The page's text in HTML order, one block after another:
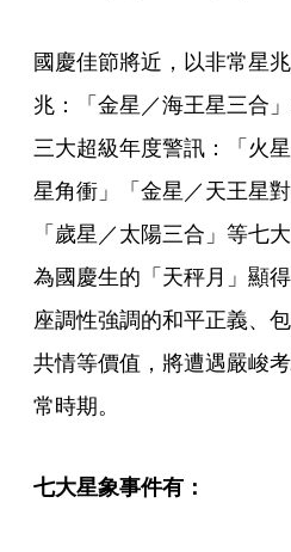
國慶佳節將近，以非常星
兆：「金星／海王星三合
三大超級年度警訊：「火
星角衝」「金星／天王星
「歲星／太陽三合」等七
為國慶生的「天秤月」顯
座調性強調的和平正義、
共情等價值，將遭遇嚴峻
常時期。
七大星象事件有：